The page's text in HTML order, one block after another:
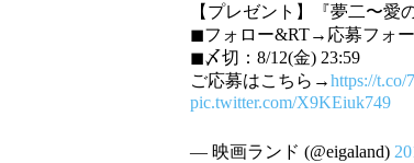
【プレゼント】『夢二〜
◼︎フォロー&RT→応募フォ
◼︎〆切：8/12(金) 23:59
ご応募はこちら→https://t.co/
pic.twitter.com/X9KEiuk749
— 映画ランド (@eigaland)